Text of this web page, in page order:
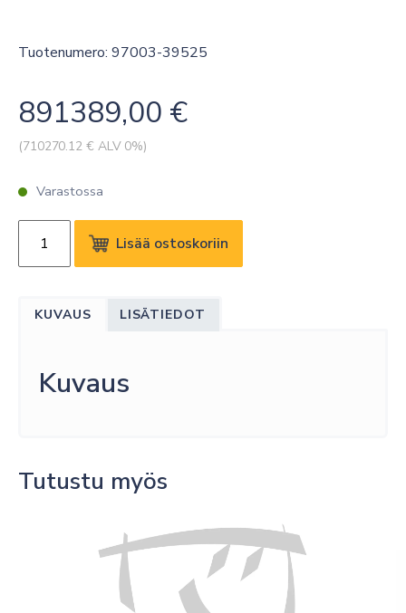
Tuotenumero: 97003-39525
891389,00 €
(710270.12 € ALV 0%)
Varastossa
EW
39525
Lisää ostoskoriin
KUVAUS LISÄTIEDOT
Kuvaus
Tutustu myös